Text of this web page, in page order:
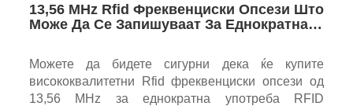
13,56 MHz Rfid Фреквенциски Опсези Што
Може Да Се Запишуваат За Еднократна
Можете да бидете сигурни дека ќе купите
висококвалитетни Rfid фреквенциски опсези од
13,56 MHz за еднократна употреба RFID